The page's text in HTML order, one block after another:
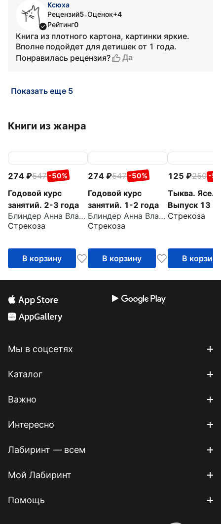
Ксюха
Рецензий5•Оценок+4
Рейтинг0
Книга из плотного картона, картинки яркие.
Вполне подойдет для детишек от 1 года.
Понравилась рецензия?
Да
Показать еще 5
Книги из жанра
274 547 -50%
Годовой курс
занятий. 2-3 года
Блиндер Анна Владимировна
Стрекоза
В корзину
274 547 -50%
Годовой курс
занятий. 1-2 года
Блиндер Анна Владимировна
Стрекоза
В корзину
125 250 -
Тыква.
Выпуск 13
Стрекоза
В корзину
Мы в соцсетях
Каталог
Важно
Интересно
Лабиринт — всем
Мой Лабиринт
Помощь